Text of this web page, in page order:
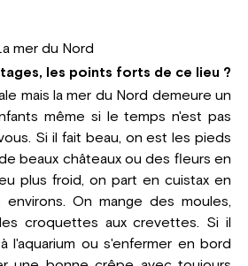
mer du Nord
les points forts de ce lieu ?
mais la mer du Nord demeure un
même si le temps n'est pas
Si il fait beau, on est les pieds
beaux châteaux ou des fleurs en
plus froid, on part en cuistax en
environs. On mange des moules,
croquettes aux crevettes. Si il
l'aquarium ou s'enfermer en bord